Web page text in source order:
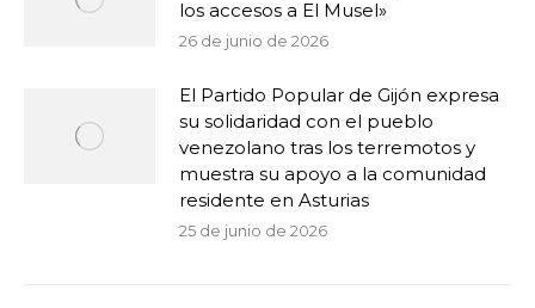
los accesos a El Musel»
26 de junio de 2026
El Partido Popular de Gijón expresa
su solidaridad con el pueblo
venezolano tras los terremotos y
muestra su apoyo a la comunidad
residente en Asturias
25 de junio de 2026